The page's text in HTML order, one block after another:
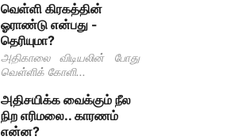
வெள்ளி கிரகத்தின்
ஓராண்டு என்பது -
தெரியுமா?
அதிகாலை விடியலின் போது
வெள்ளிக் கோளி...
அதிசயிக்க வைக்கும் நீல
நிற எரிமலை.. காரணம்
என்ன?